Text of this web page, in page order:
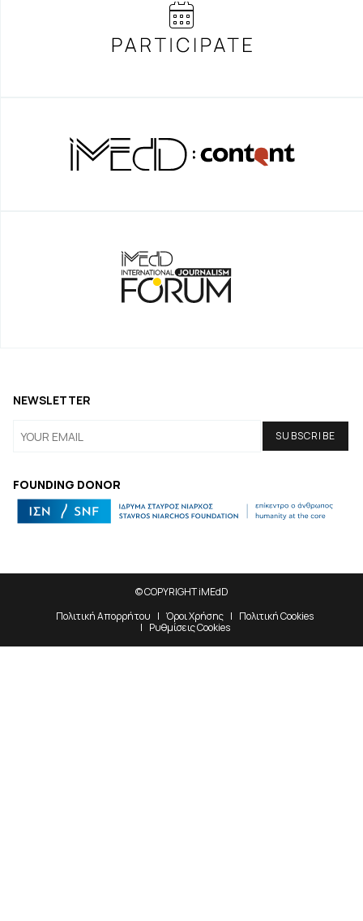
FOUNDING DONOR
NEWSLETTER
© COPYRIGHT iMEdD
Πολιτική Απορρήτου
Όροι Χρήσης
Πολιτική Cookies
Ρυθμίσεις Cookies